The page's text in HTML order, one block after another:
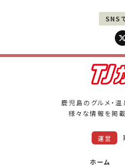
鹿児島のグルメ・温
様々な情報を掲
運営
ホーム